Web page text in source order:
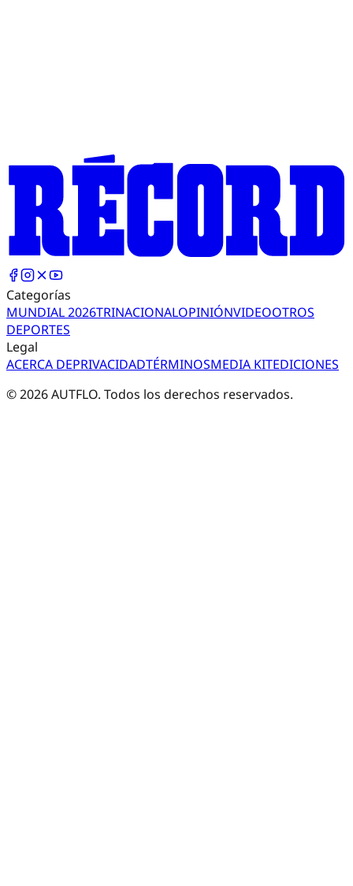
Categorías
MUNDIAL 2026TRINACIONALOPINIÓNVIDEOOTROS
DEPORTES
Legal
ACERCA DEPRIVACIDADTÉRMINOSMEDIA KITEDICIONES
©2026AUTFLO. Todos los derechos reservados.